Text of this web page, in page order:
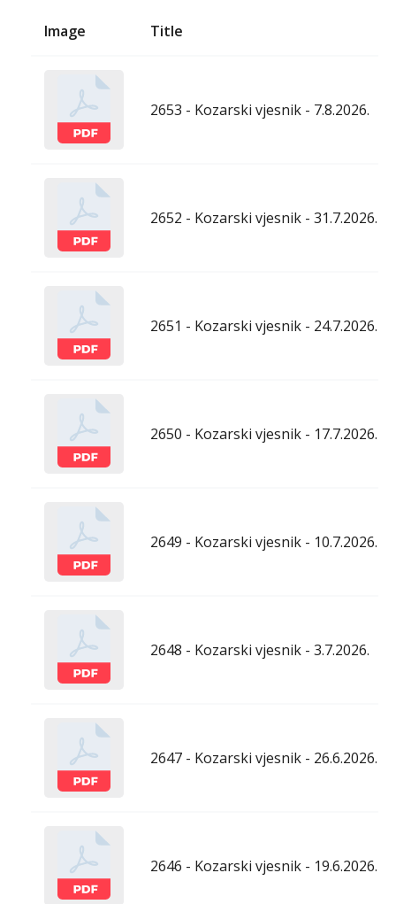
Image Title
2653 - Kozarski vjesnik - 7.8.2026.
2652 - Kozarski vjesnik - 31.7.2026.
2651 - Kozarski vjesnik - 24.7.2026.
2650 - Kozarski vjesnik - 17.7.2026.
2649 - Kozarski vjesnik - 10.7.2026.
2648 - Kozarski vjesnik - 3.7.2026.
2647 - Kozarski vjesnik - 26.6.2026.
2646 - Kozarski vjesnik - 19.6.2026.